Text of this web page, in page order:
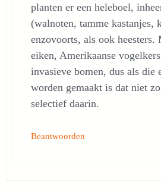
planten er een heleboel,
(walnoten, tamme kastanjes,
enzovoorts, als ook heesters.
eiken, Amerikaanse
invasieve bomen, dus als die
worden gemaakt is dat niet
selectief daarin.
Beantwoorden